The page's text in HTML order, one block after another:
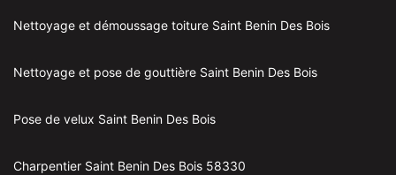
Nettoyage et démoussage toiture Saint Benin Des Bois
Nettoyage et pose de gouttière Saint Benin Des Bois
Pose de velux Saint Benin Des Bois
Charpentier Saint Benin Des Bois 58330